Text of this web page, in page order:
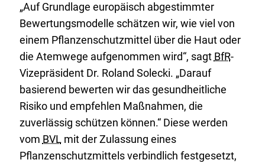
r
n
e
r
L
i
n
k
:
„Auf Grundlage europäisch abgestimmter
Bewertungsmodelle schätzen wir, wie viel von
einem Pflanzenschutzmittel über die Haut oder
die Atemwege aufgenommen wird“, sagt BfR-
Vizepräsident Dr. Roland Solecki. „Darauf
basierend bewerten wir das gesundheitliche
Risiko und empfehlen Maßnahmen, die
zuverlässig schützen können.“ Diese werden
vom BVLmit der Zulassung eines
Pflanzenschutzmittels verbindlich festgesetzt,